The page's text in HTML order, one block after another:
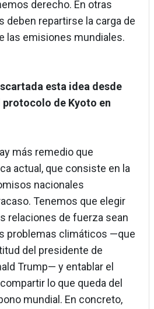
derecho. En otras
deben repartirse la carga de
las emisiones mundiales.
esta idea desde
protocolo de Kyoto en
más remedio que
actual, que consiste en la
nacionales
Tenemos que elegir
relaciones de fuerza sean
problemas climáticos —que
del presidente de
Trump— y entablar el
lo que queda del
mundial. En concreto,